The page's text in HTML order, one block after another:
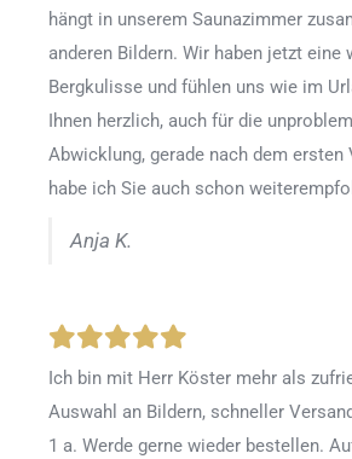
hängt in unserem Saunazimmer
anderen Bildern. Wir haben jetzt eine
Bergkulisse und fühlen uns wie im
Ihnen herzlich, auch für die
Abwicklung, gerade nach dem ersten
habe ich Sie auch schon
Anja K.
Ich bin mit Herr Köster mehr als
Auswahl an Bildern, schneller
1 a. Werde gerne wieder bestellen.